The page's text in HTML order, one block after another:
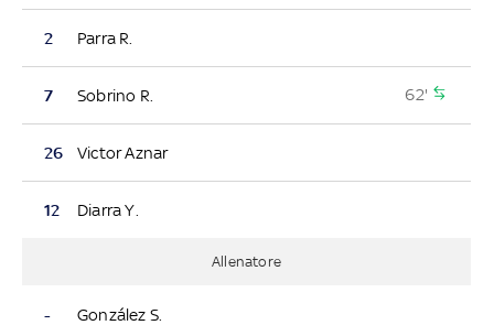
2 Parra R.
7 Sobrino R. 62'
26 Victor Aznar
12 Diarra Y.
Allenatore
- González S.